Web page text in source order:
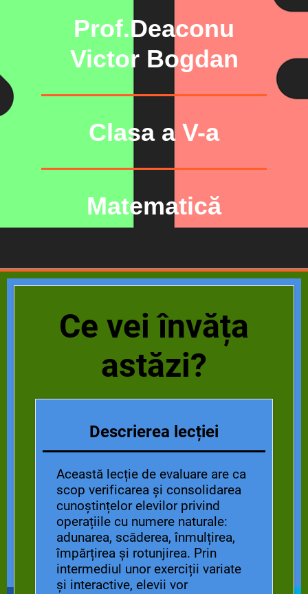
Prof.Deaconu
Victor Bogdan
Clasa a V-a
Matematică
Ce vei învăța
astăzi?
Descrierea lecției
Această lecție de evaluare are ca
scop verificarea și consolidarea
cunoștințelor elevilor privind
operațiile cu numere naturale:
adunarea, scăderea, înmulțirea,
împărțirea și rotunjirea. Prin
intermediul unor exerciții variate
și interactive, elevii vor